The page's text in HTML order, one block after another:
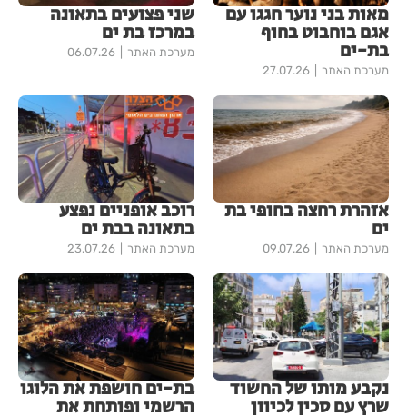
מאות בני נוער חגגו עם
אגם בוחבוט בחוף
בת-ים
מערכת האתר 27.07.26
שני פצועים בתאונה
במרכז בת ים
מערכת האתר 06.07.26
אזהרת רחצה בחופי בת
ים
מערכת האתר 09.07.26
רוכב אופניים נפצע
בתאונה בבת ים
מערכת האתר 23.07.26
נקבע מותו של החשוד
שרץ עם סכין לכיוון
בת-ים חושפת את הלוגו
הרשמי ופותחת את